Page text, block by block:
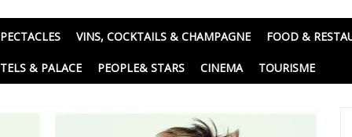
VINS, COCKTAILS & CHAMPAGNE FOOD &
& PALACE PEOPLE& STARS CINEMA TOURISME